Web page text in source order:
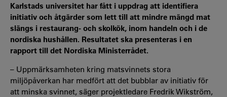
Karlstads universitet har fått i uppdrag att identifiera
initiativ och åtgärder som lett till att mindre mängd mat
slängs i restaurang- och skolkök, inom handeln och i de
nordiska hushållen. Resultatet ska presenteras i en
rapport till det Nordiska Ministerrådet.
– Uppmärksamheten kring matsvinnets stora
miljöpåverkan har medfört att det bubblar av initiativ för
att minska svinnet, säger projektledare Fredrik Wikström,